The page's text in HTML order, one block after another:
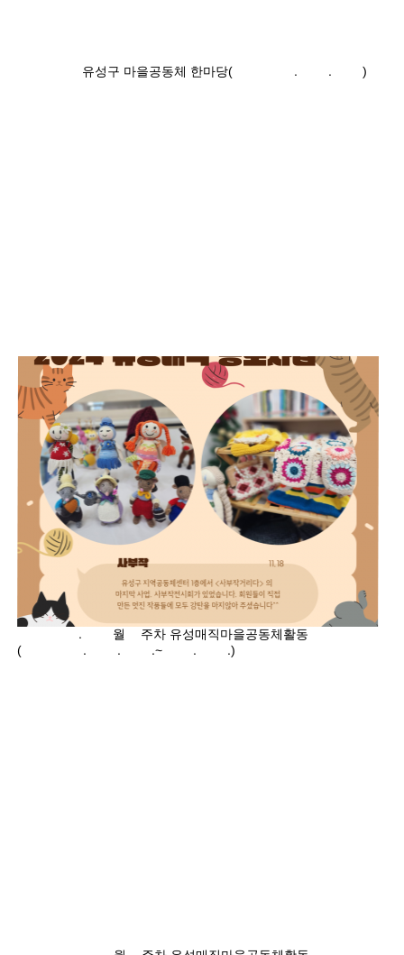
2024 유성구 마을공동체 한마당(2024.11.23)
2024.11월3주차 유성매직마을공동체활동
(2024.11.18.~11.24.)